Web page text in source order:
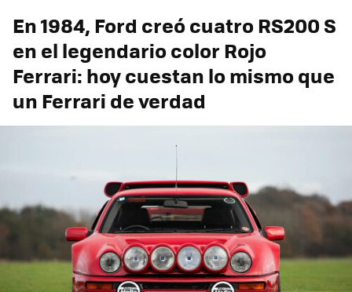
En 1984, Ford creó cuatro RS200 S
en el legendario color Rojo
Ferrari: hoy cuestan lo mismo que
un Ferrari de verdad